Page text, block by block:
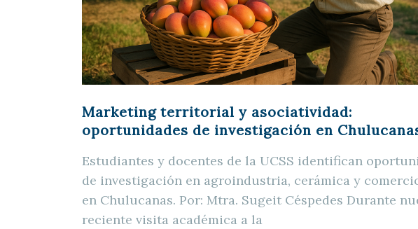
Marketing territorial y asociatividad:
oportunidades de investigación en
Estudiantes y docentes de la UCSS identifican
de investigación en agroindustria, cerámica y
en Chulucanas. Por: Mtra. Sugeit Céspedes Durante
reciente visita académica a la